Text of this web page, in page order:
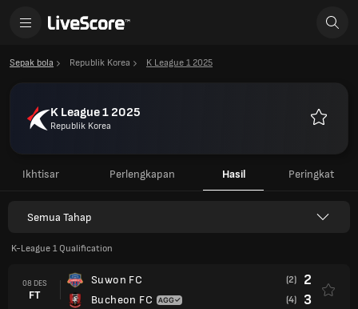
Sepak bola Republik Korea K League 1 2025
K League 1 2025
Republik Korea
Ikhtisar Perlengkapan Hasil Peringkat
Semua Tahap
K-League 1 Qualification
08 DES
FT
Suwon FC
Bucheon FC
(2) 2
(4) 3